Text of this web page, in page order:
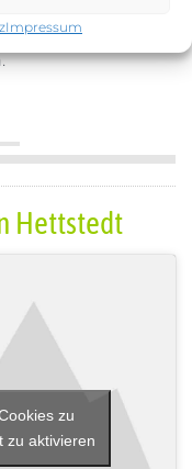
Impressum
bis metergroßen
Hettstedt
zu
zu aktivieren